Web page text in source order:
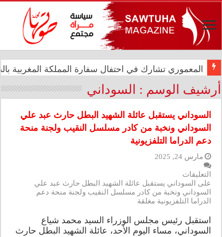
المعموري تشارك في احتفال سفارة المملكة المغربية بالذكرى الـ27
الدار العراقية للأزياء تعزز حضورها الدولي في مهرجان
أرشيف الوسم : السوداني
السوداني يستقبل عائلة الشهيد البطل حارث عبد علي
السوداني ونخبة من كادر مسلسل النقيب ولجنة منحة
دعم الدراما التلفزيونية
مارس 24, 2025
التعليقات
على السوداني يستقبل عائلة الشهيد البطل حارث عبد علي
السوداني ونخبة من كادر مسلسل النقيب ولجنة منحة دعم
الدراما التلفزيونية مغلقة
استقبل رئيس مجلس الوزراء السيد محمد شياع
السوداني، مساء اليوم الأحد، عائلة الشهيد البطل حارث